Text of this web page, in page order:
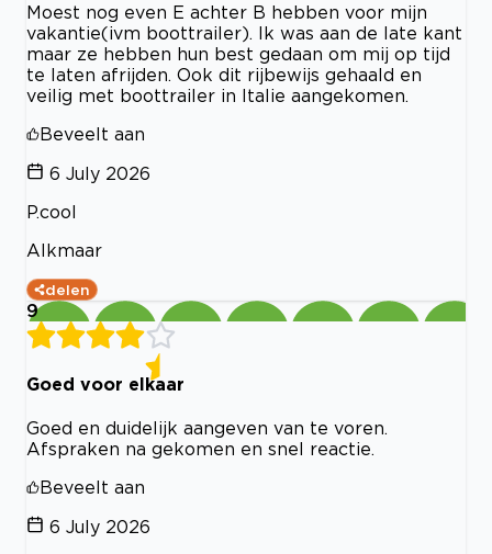
Moest nog even E achter B hebben voor mijn
vakantie(ivm boottrailer). Ik was aan de late kant
maar ze hebben hun best gedaan om mij op tijd
te laten afrijden. Ook dit rijbewijs gehaald en
veilig met boottrailer in Italie aangekomen.
Beveelt aan
6 July 2026
P.cool
Alkmaar
delen
9
Goed voor elkaar
Goed en duidelijk aangeven van te voren.
Afspraken na gekomen en snel reactie.
Beveelt aan
6 July 2026